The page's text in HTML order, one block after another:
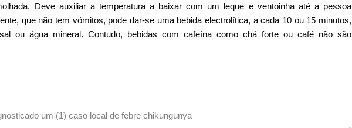
Deve auxiliar a temperatura a baixar com um leque e ventoinha até a pessoa
que não tem vómitos, pode dar-se uma bebida electrolítica, a cada 10 ou 15 minutos,
ou água mineral. Contudo, bebidas com cafeína como chá forte ou café não são
um (1) caso local de febre chikungunya